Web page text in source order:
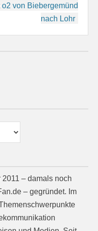
von Biebergemünd
nach Lohr
– damals noch
– gegründet. Im